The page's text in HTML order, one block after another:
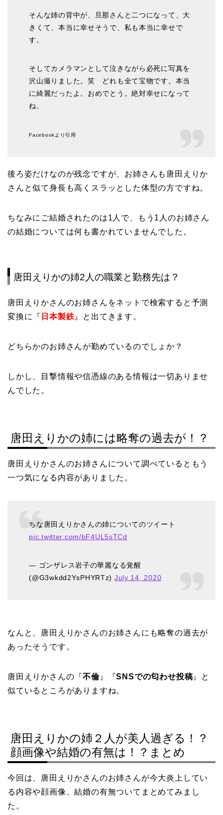
そんな姉の背中が、旦那さんと二つになって、大
きくて、本当に幸せそうで、私も本当に幸せで
す。
そしてカメラマンとして泣きながら必死に写真を
沢山撮りました。笑 どれも全て宝物です。本当
に綺麗だったよ。おめでとう。絶対幸せになって
ね。
Facebookより引用
後ろ姿だけなのが残念ですが、お姉さんも唐田えりか
さんと似て身長も高くスラッとした体型の方ですね。
ちなみにご結婚されたのは1人で、もう1人のお姉さん
の結婚については何も書かれていませんでした。
唐田えりかの姉2人の職業と勤務先は？
唐田えりかさんのお姉さんをネットで検索すると予測
変換に『 日本製鉄 』と出てきます。
どちらかのお姉さんが勤めているのでしょか？
しかし、目撃情報や信憑線のある情報は一切ありませ
んでした。
唐田えりかの姉には略奪の過去が！？
唐田えりかさんのお姉さんについて調べているともう
一つ気になる内容がありました。
ちな唐田えりかさんの姉についてのツイート
pic.twitter.com/bF4UL5sTCd
— ゴンザレス岩子の華麗なる覚醒
(@G3wkdd2YsPHYRTz) July 14, 2020
なんと、唐田えりかさんのお姉さんにも略奪の過去が
あったそうです。
唐田えりかさんの『不倫』『SNSでの匂わせ投稿 』と
似ているところがありますね。
唐田えりかの姉２人が美人過ぎる！？
顔画像や結婚の有無は！？まとめ
今回は、唐田えりかさんのお姉さんが今大炎上してい
る内容や顔画像、結婚の有無ついてまとめてみまし
た。